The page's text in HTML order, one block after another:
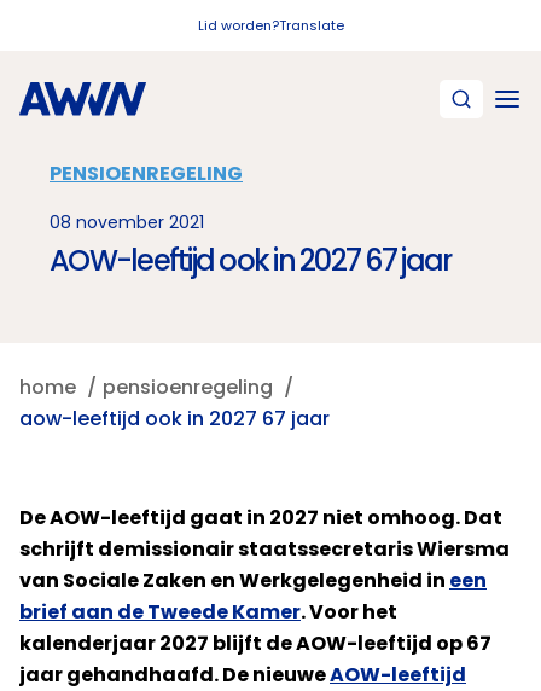
Lid worden?Translate
PENSIOENREGELING
08 november 2021
AOW-leeftijd ook in 2027 67 jaar
home
pensioenregeling
aow-leeftijd ook in 2027 67 jaar
De AOW-leeftijd gaat in 2027 niet omhoog. Dat
schrijft demissionair staatssecretaris Wiersma
van Sociale Zaken en Werkgelegenheid in een
brief aan de Tweede Kamer. Voor het
kalenderjaar 2027 blijft de AOW-leeftijd op 67
jaar gehandhaafd. De nieuweAOW-leeftijd